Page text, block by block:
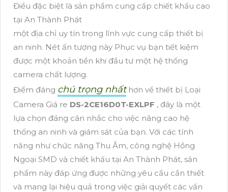
Điều đặc biệt là sản phẩm cung cấp chiết khấu cao
tại An Thành Phát
một địa chỉ uy tín trong lĩnh vực cung cấp thiết bị
an ninh. Nét ấn tượng này Phục vụ bạn tiết kiệm
được một khoản tiền khi đầu tư một hệ thống
camera chất lượng.
Điểm đáng chú trọng nhấthơn về thiết bị Loại
Camera Giá re DS-2CE16D0T-EXLPF , đây là một
lựa chọn đáng cân nhắc cho việc nâng cao hệ
thống an ninh và giám sát của bạn. Với các tính
năng như chức năng Thu Âm, công nghệ Hồng
Ngoại SMD và chiết khấu tại An Thành Phát, sản
phẩm này đáp ứng được những yêu cầu cần thiết
và mang lại hiệu quả trong việc giải quyết các vấn